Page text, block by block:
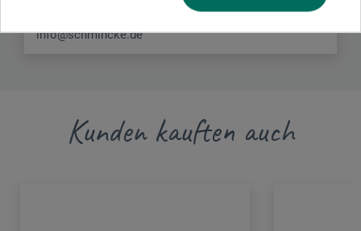
info@schmincke.de
Kunden kauften auch